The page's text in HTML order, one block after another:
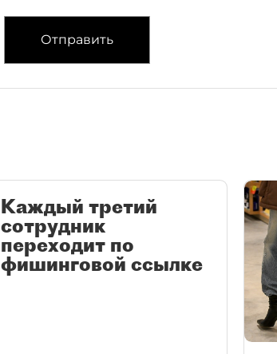
Отправить
Каждый третий
сотрудник
переходит по
фишинговой ссылке